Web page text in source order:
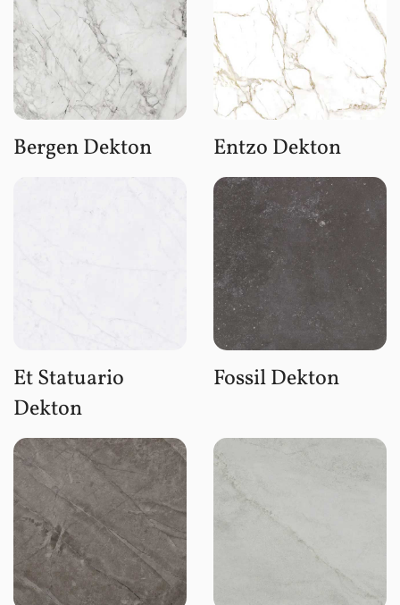
Bergen Dekton Entzo Dekton
Et Statuario
Dekton
Fossil Dekton